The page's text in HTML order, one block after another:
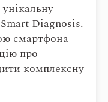
Diagnosis.
смартфона
про
комплексну